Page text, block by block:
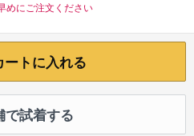
めにご注文ください
ートに入れる
で試着する